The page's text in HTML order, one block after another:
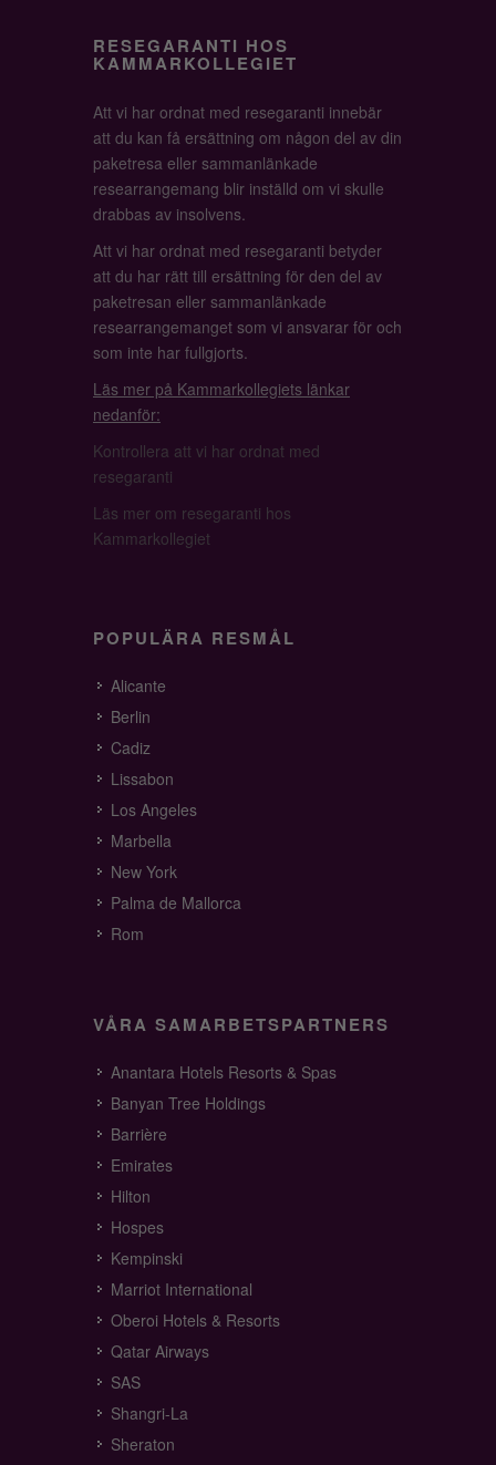
RESEGARANTI HOS
KAMMARKOLLEGIET
Att vi har ordnat med resegaranti innebär
att du kan få ersättning om någon del av din
paketresa eller sammanlänkade
researrangemang blir inställd om vi skulle
drabbas av insolvens.
Att vi har ordnat med resegaranti betyder
att du har rätt till ersättning för den del av
paketresan eller sammanlänkade
researrangemanget som vi ansvarar för och
som inte har fullgjorts.
Läs mer på Kammarkollegiets länkar
nedanför:
Kontrollera att vi har ordnat med
resegaranti
Läs mer om resegaranti hos
Kammarkollegiet
POPULÄRA RESMÅL
Alicante
Berlin
Cadiz
Lissabon
Los Angeles
Marbella
New York
Palma de Mallorca
Rom
VÅRA SAMARBETSPARTNERS
Anantara Hotels Resorts & Spas
Banyan Tree Holdings
Barrière
Emirates
Hilton
Hospes
Kempinski
Marriot International
Oberoi Hotels & Resorts
Qatar Airways
SAS
Shangri-La
Sheraton